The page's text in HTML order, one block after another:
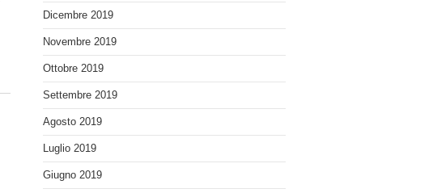
Dicembre 2019
Novembre 2019
Ottobre 2019
Settembre 2019
Agosto 2019
Luglio 2019
Giugno 2019